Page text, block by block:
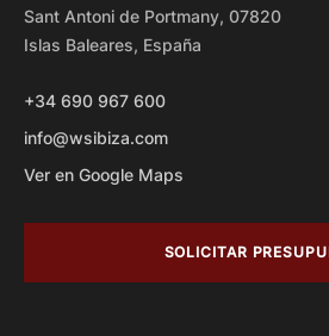
Sant Antoni de Portmany, 07820
Islas Baleares, España
+34 690 967 600
info@wsibiza.com
Ver en Google Maps
SOLICITAR